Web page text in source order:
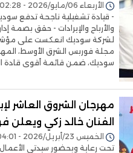
الأربعاء 06/مايو/2026 - 02:28 م
- قيادة تشغيلية ناجحة تدفع
والأرباح والإيرادات - حقق بصمة
لشركة سوديك انعكست على
مجلة فوربس الشرق الأوسط،
سوديك، ضمن قائمة أقوى قادة
مهرجان الشروق العاشر
الفنان خالد زكي ويعلن فوز 51 عملا
الخميس 23/أبريل/2026 - 04:01 م
تحت رعاية وبحضور سيدتي